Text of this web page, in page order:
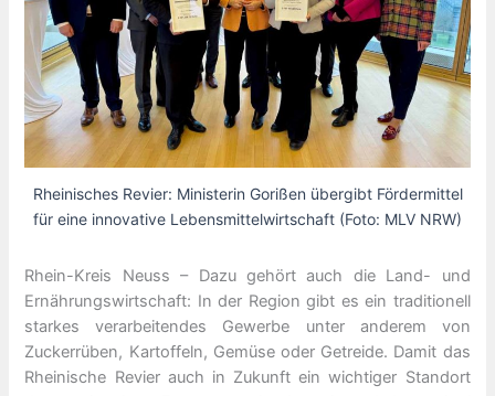
Rheinisches Revier: Ministerin Gorißen übergibt Fördermittel
für eine innovative Lebensmittelwirtschaft (Foto: MLV NRW)
Rhein-Kreis Neuss – Dazu gehört auch die Land- und
Ernährungswirtschaft: In der Region gibt es ein traditionell
starkes verarbeitendes Gewerbe unter anderem von
Zuckerrüben, Kartoffeln, Gemüse oder Getreide. Damit das
Rheinische Revier auch in Zukunft ein wichtiger Standort